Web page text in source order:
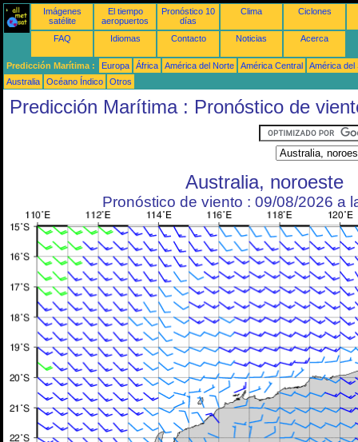
Imágenes
satélite
El tiempo
aeropuertos
Pronóstico 10
días
Clima Ciclones
FAQ Idiomas Contacto Noticias Acerca
Predicción Marítima : Europa África América del Norte América Central
América del
Australia
Océano Índico Otros
Predicción Marítima : Pronóstico de
Australia, noroeste
Pronóstico de viento : 09/08/2026 a